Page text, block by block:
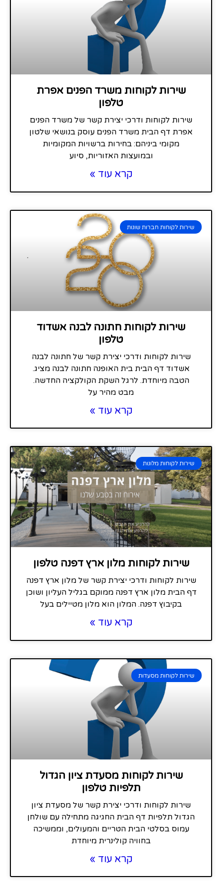
שירות לקוחות משרד הפנים אפרת
טלפון
שירות לקוחות ודרכי יצירת קשר של משרד הפנים
אפרת דף הבית משרד הפנים עוסק בנושאי שלטון
מקומי ביניהם: בחירות ברשויות המקומיות
ובמועצות האזוריות, סיוע
קרא עוד »
שירות לקוחות חברות שונות
שירות לקוחות חתונה לבנה אשדוד
טלפון
שירות לקוחות ודרכי יצירת קשר של חתונה לבנה
אשדוד דף הבית בית האופנה חתונה לבנה מציג.
הטבה מיוחדת. לרגל השקת הקולקציה החדשה.
מבט מהיר על
קרא עוד »
שירות לקוחות מלונות
שירות לקוחות מלון ארץ דפנה טלפון
שירות לקוחות ודרכי יצירת קשר של מלון ארץ דפנה
דף הבית מלון ארץ דפנה ממוקם בגליל העליון ושוכן
בקיבוץ דפנה. המלון הוא מלון מטיילים בעל
קרא עוד »
שירות לקוחות מסעדות
שירות לקוחות מסעדת ציון הגדול
תלפיות טלפון
שירות לקוחות ודרכי יצירת קשר של מסעדת ציון
הגדול תלפיות דף הבית החגיגה מתחילה עם שולחן
עמוס בסלטי הבית הטריים והמעולים, וממשיכה
בחוויה קולינרית מיוחדת
קרא עוד »